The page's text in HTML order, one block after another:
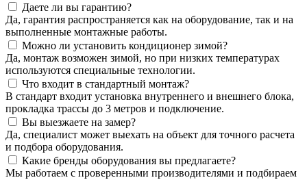
Даете ли вы гарантию?
Да, гарантия распространяется как на оборудование, так и на
выполненные монтажные работы.
Можно ли установить кондиционер зимой?
Да, монтаж возможен зимой, но при низких температурах
используются специальные технологии.
Что входит в стандартный монтаж?
В стандарт входит установка внутреннего и внешнего блока,
прокладка трассы до 3 метров и подключение.
Вы выезжаете на замер?
Да, специалист может выехать на объект для точного расчета
и подбора оборудования.
Какие бренды оборудования вы предлагаете?
Мы работаем с проверенными производителями и подбираем